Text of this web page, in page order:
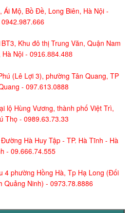
Ái Mộ, Bồ Đề, Long Biên, Hà Nội -
0942.987.666
Khu đô thị Trung Văn, Quận Nam
Nội - 0916.884.488
(Lê Lợi 3), phường Tân Quang, TP
- 097.613.0888
lộ Hùng Vương, thành phố Việt Trì,
Thọ - 0989.63.73.33
Hà Huy Tập - TP. Hà Tĩnh - Hà
- 09.666.74.555
4 phường Hồng Hà, Tp Hạ Long (Đối
Quảng Ninh) - 0973.78.8886